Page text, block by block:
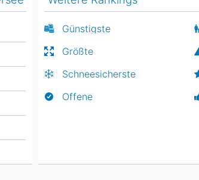
Günstigste
Größte
Schneesicherste
Offene